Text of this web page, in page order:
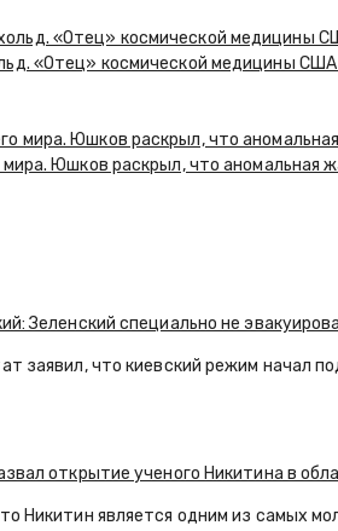
«Отец» космической медицины
Юшков раскрыл, что аномальная
Зеленский специально не
заявил, что киевский режим начал
открытие ученого Никитина в
Никитин является одним из самых